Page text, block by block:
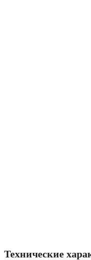
Технические